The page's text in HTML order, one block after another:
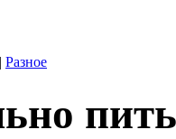
| Разное